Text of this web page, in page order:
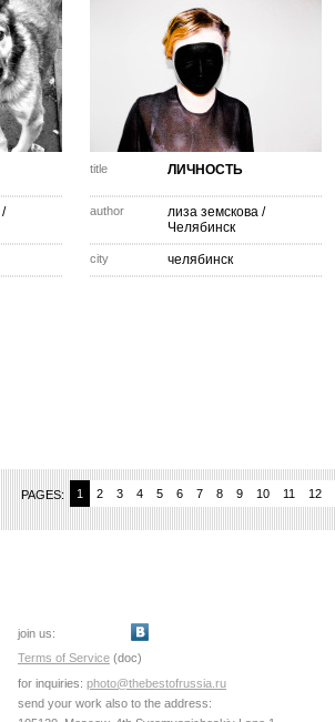
/
title ЛИЧНОСТЬ
author лиза земскова /
Челябинск
city челябинск
PAGES: 1 2 3 4 5 6 7 8 9 10 11 12
join us:
Terms of Service (doc)
for inquiries: photo@thebestofrussia.ru
send your work also to the address: